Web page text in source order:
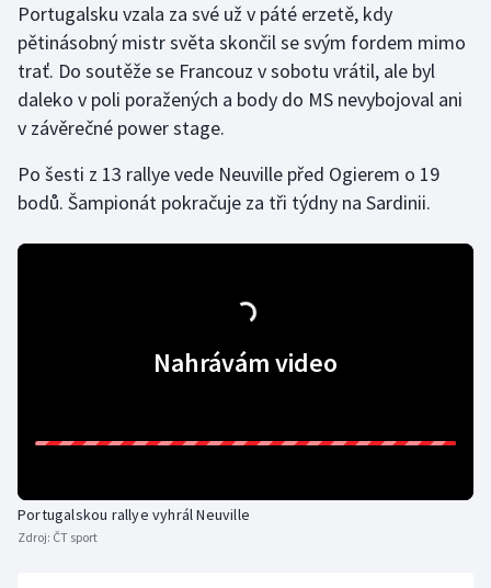
Házená
Jezdectví
Judo
Krasobruslení
Olympijské hry
Parasport
Portugalsku vzala za své už v páté erzetě, kdy
pětinásobný mistr světa skončil se svým fordem mimo
trať. Do soutěže se Francouz v sobotu vrátil, ale byl
daleko v poli poražených a body do MS nevybojoval ani
v závěrečné power stage.
Po šesti z 13 rallye vede Neuville před Ogierem o 19
bodů. Šampionát pokračuje za tři týdny na Sardinii.
Nahrávám video
Portugalskou rallye vyhrál Neuville
Zdroj: ČT sport